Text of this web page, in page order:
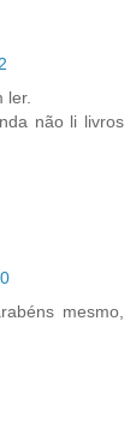
ler.
não li livros
mesmo,